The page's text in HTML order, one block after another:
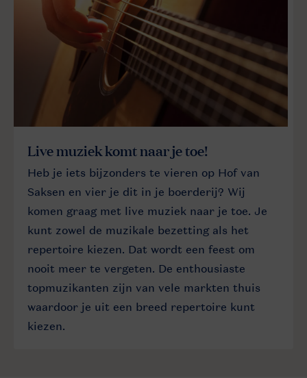
Live muziek komt naar je toe!
Heb je iets bijzonders te vieren op Hof van
Saksen en vier je dit in je boerderij? Wij
komen graag met live muziek naar je toe. Je
kunt zowel de muzikale bezetting als het
repertoire kiezen. Dat wordt een feest om
nooit meer te vergeten. De enthousiaste
topmuzikanten zijn van vele markten thuis
waardoor je uit een breed repertoire kunt
kiezen.